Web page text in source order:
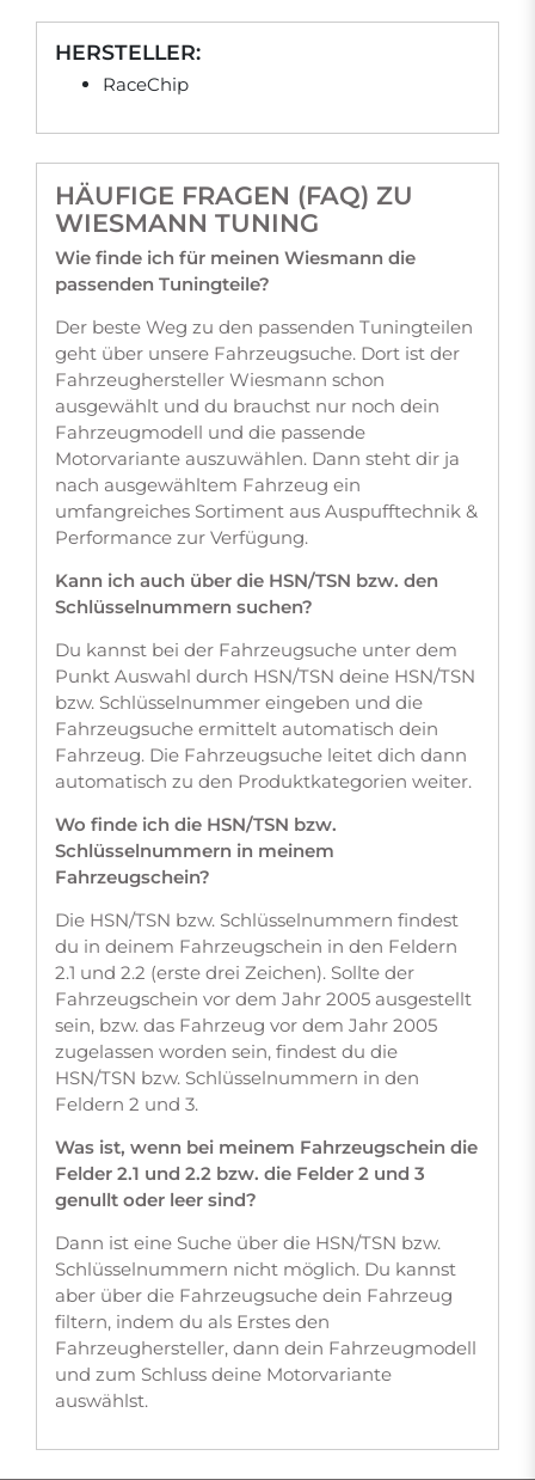
HERSTELLER:
RaceChip
HÄUFIGE FRAGEN (FAQ) ZU
WIESMANN TUNING
Wie finde ich für meinen Wiesmann die
passenden Tuningteile?
Der beste Weg zu den passenden Tuningteilen
geht über unsere Fahrzeugsuche. Dort ist der
Fahrzeughersteller Wiesmann schon
ausgewählt und du brauchst nur noch dein
Fahrzeugmodell und die passende
Motorvariante auszuwählen. Dann steht dir ja
nach ausgewähltem Fahrzeug ein
umfangreiches Sortiment aus Auspufftechnik &
Performance zur Verfügung.
Kann ich auch über die HSN/TSN bzw. den
Schlüsselnummern suchen?
Du kannst bei der Fahrzeugsuche unter dem
Punkt Auswahl durch HSN/TSN deine HSN/TSN
bzw. Schlüsselnummer eingeben und die
Fahrzeugsuche ermittelt automatisch dein
Fahrzeug. Die Fahrzeugsuche leitet dich dann
automatisch zu den Produktkategorien weiter.
Wo finde ich die HSN/TSN bzw.
Schlüsselnummern in meinem
Fahrzeugschein?
Die HSN/TSN bzw. Schlüsselnummern findest
du in deinem Fahrzeugschein in den Feldern
2.1 und 2.2 (erste drei Zeichen). Sollte der
Fahrzeugschein vor dem Jahr 2005 ausgestellt
sein, bzw. das Fahrzeug vor dem Jahr 2005
zugelassen worden sein, findest du die
HSN/TSN bzw. Schlüsselnummern in den
Feldern 2 und 3.
Was ist, wenn bei meinem Fahrzeugschein die
Felder 2.1 und 2.2 bzw. die Felder 2 und 3
genullt oder leer sind?
Dann ist eine Suche über die HSN/TSN bzw.
Schlüsselnummern nicht möglich. Du kannst
aber über die Fahrzeugsuche dein Fahrzeug
filtern, indem du als Erstes den
Fahrzeughersteller, dann dein Fahrzeugmodell
und zum Schluss deine Motorvariante
auswählst.